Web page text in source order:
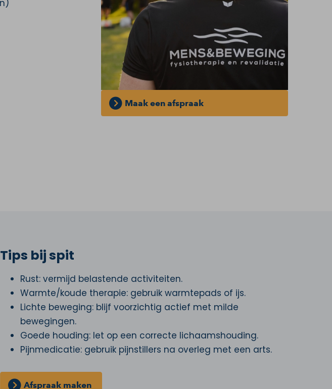
Maak een afspraak
Tips bij spit
Rust: vermijd belastende activiteiten.
Warmte/koude therapie: gebruik warmtepads of ijs.
Lichte beweging: blijf voorzichtig actief met milde
bewegingen.
Goede houding: let op een correcte lichaamshouding.
Pijnmedicatie: gebruik pijnstillers na overleg met een arts.
Afspraak maken